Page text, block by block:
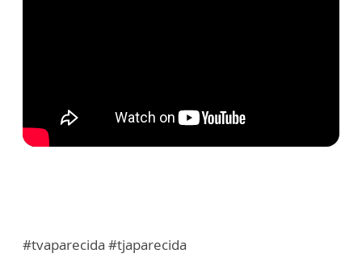
#tvaparecida #tjaparecida